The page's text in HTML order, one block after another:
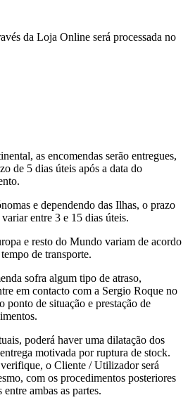
da Loja Online será processada no
as encomendas serão entregues,
de 5 dias úteis após a data do
e dependendo das Ilhas, o prazo
entre 3 e 15 dias úteis.
e resto do Mundo variam de acordo
de transporte.
sofra algum tipo de atraso,
em contacto com a Sergio Roque no
ponto de situação e prestação de
poderá haver uma dilatação dos
motivada por ruptura de stock.
o Cliente / Utilizador será
com os procedimentos posteriores
entre ambas as partes.